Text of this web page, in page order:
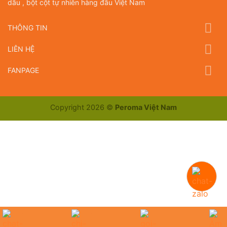
dầu , bột cột tự nhiên hàng đầu Việt Nam
THÔNG TIN
LIÊN HỆ
FANPAGE
Copyright 2026 © Peroma Việt Nam